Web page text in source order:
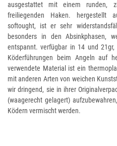
ausgestattet mit einem runden,
freiliegenden Haken. hergestellt
softought, ist er sehr
besonders in den Absinkphasen,
entspannt. verfügbar in 14 und
Köderführungen beim Angeln auf
verwendete Material ist ein
mit anderen Arten von weichen
wir dringend, sie in ihrer
(waagerecht gelagert)
Ködern vermischt werden.